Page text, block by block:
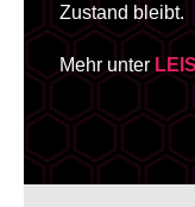
Zustand bleibt.
Mehr unter